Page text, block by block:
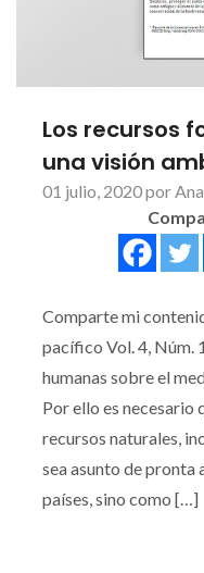
Los recursos
una visión
01 julio, 2020 por
Comparte mi
pacífico Vol. 4, Núm.
humanas sobre el
Por ello es necesario
recursos naturales,
sea asunto de pronta
países, sino como […]